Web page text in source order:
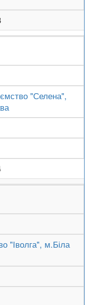
"Селена",
"Іволга", м.Біла